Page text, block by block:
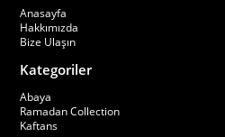
Anasayfa
Hakkımızda
Bize Ulaşın
Kategoriler
Abaya
Ramadan Collection
Kaftans